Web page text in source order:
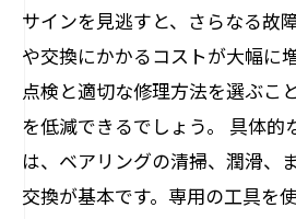
サインを見逃すと、さらなる故
や交換にかかるコストが大幅に
点検と適切な修理方法を選ぶこ
を低減できるでしょう。 具体的
は、ベアリングの清掃、潤滑、
交換が基本です。専用の工具を